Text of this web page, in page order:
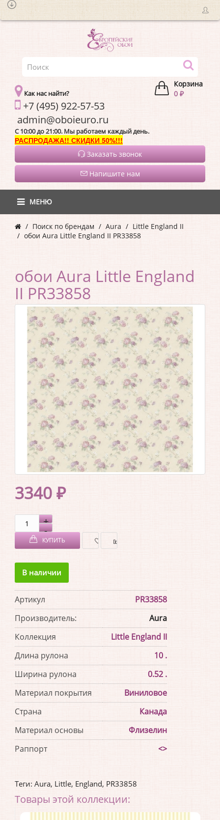
Корзина
0 ₽
Как нас найти?
+7 (495) 922-57-53
C 10:00 до 21:00. Мы работаем каждый день.
РАСПРОДАЖА!! СКИДКИ 50%!!!
Заказать звонок
Напишите нам
МЕНЮ
Поиск по брендам Aura
Little England II
обои Aura Little England II PR33858
обои Aura Little England
II PR33858
3340 ₽
КУПИТЬ
В наличии
Артикул
PR33858
Производитель:
Aura
Коллекция
Little England II
Длина рулона
10 .
Ширина рулона
0.52 .
Материал покрытия
Виниловое
Страна
Канада
Материал основы
Флизелин
Раппорт
<>
Теги: Aura, Little, England, PR33858
Товары этой коллекции: